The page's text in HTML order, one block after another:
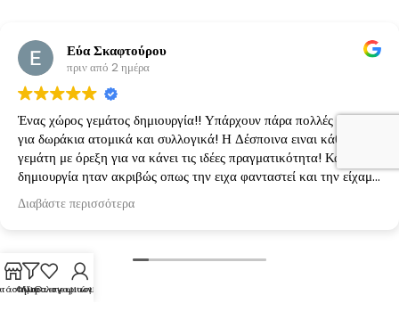
Εύα Σκαφτούρου
πριν από 2 ημέρα
Ένας χώρος γεμάτος δημιουργία!! Υπάρχουν πάρα πολλές ιδέες
για δωράκια ατομικά και συλλογικά! Η Δέσποινα ειναι κάθε φορά
γεμάτη με όρεξη για να κάνει τις ιδέες πραγματικότητα! Κάθε
δημιουργία ηταν ακριβώς οπως την ειχα φανταστεί και την είχαμε
κανονίσει!
Διαβάστε περισσότερα
Φίλτρα
Λίστα επιθυμιών
Ο λογαριασμός μου